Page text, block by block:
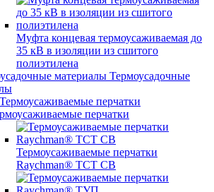
Муфта концевая термоусаживаемая до
35 кВ в изоляции из сшитого
полиэтилена
Термоусадочные
перчатки
Термоусаживаемые перчатки
Raychman® TCT CB